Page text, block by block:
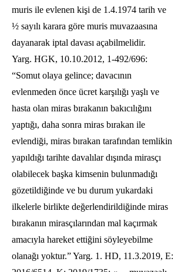
muris ile evlenen kişi de 1.4.1974 tarih ve
½ sayılı karara göre muris muvazaasına
dayanarak iptal davası açabilmelidir.
Yarg. HGK, 10.10.2012, 1-492/696:
“Somut olaya gelince; davacının
evlenmeden önce ücret karşılığı yaşlı ve
hasta olan miras bırakanın bakıcılığını
yaptığı, daha sonra miras bırakan ile
evlendiği, miras bırakan tarafından temlikin
yapıldığı tarihte davalılar dışında mirasçı
olabilecek başka kimsenin bulunmadığı
gözetildiğinde ve bu durum yukardaki
ilkelerle birlikte değerlendirildiğinde miras
bırakanın mirasçılarından mal kaçırmak
amacıyla hareket ettiğini söyleyebilme
olanağı yoktur.” Yarg. 1. HD, 11.3.2019, E: